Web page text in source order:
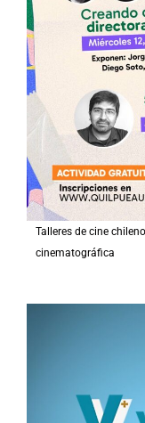
Talleres de cine
cinematográfica